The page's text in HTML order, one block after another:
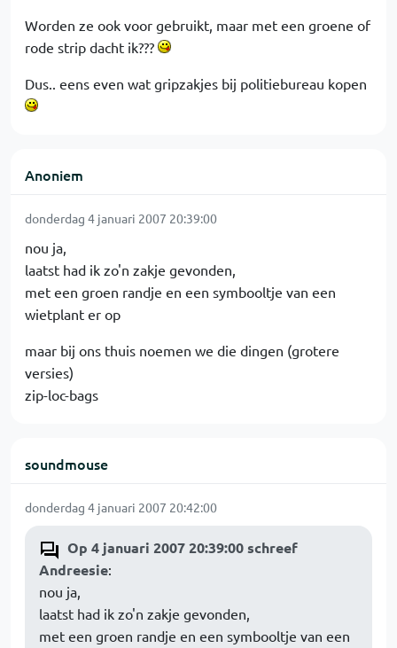
Worden ze ook voor gebruikt, maar met een groene of
rode strip dacht ik???
Dus.. eens even wat gripzakjes bij politiebureau kopen
Anoniem
donderdag 4 januari 2007 20:39:00
nou ja,
laatst had ik zo'n zakje gevonden,
met een groen randje en een symbooltje van een
wietplant er op
maar bij ons thuis noemen we die dingen (grotere
versies)
zip-loc-bags
soundmouse
donderdag 4 januari 2007 20:42:00
Op 4 januari 2007 20:39:00 schreef
Andreesie:
nou ja,
laatst had ik zo'n zakje gevonden,
met een groen randje en een symbooltje van een